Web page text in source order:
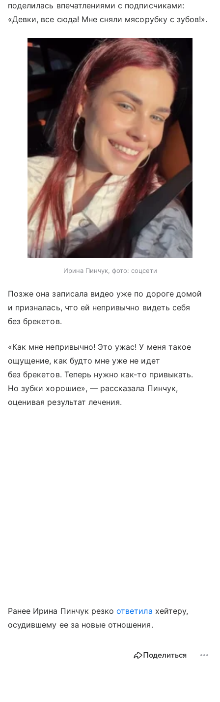
поделилась впечатлениями с подписчиками:
«Девки, все сюда! Мне сняли мясорубку с зубов!».
Ирина Пинчук, фото: соцсети
Позже она записала видео уже по дороге домой
и призналась, что ей непривычно видеть себя
без брекетов.
«Как мне непривычно! Это ужас! У меня такое
ощущение, как будто мне уже не идет
без брекетов. Теперь нужно как-то привыкать.
Но зубки хорошие», — рассказала Пинчук,
оценивая результат лечения.
Ранее Ирина Пинчук резкоответила хейтеру,
осудившему ее за новые отношения.
Поделиться